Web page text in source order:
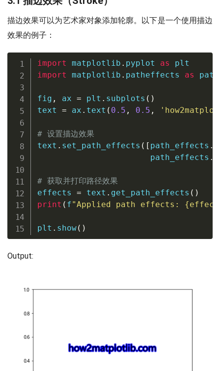
描边效果可以为艺术家对象添加轮廓。以下是一个使用描边
效果的例子：
import matplotlib . pyplot as
import matplotlib . patheffects as
fig , ax = plt . subplots ( )
text = ax . text ( 0.5 , 0.5 ,
# 设置描边效果
text . set_path_effects ( [ path_effects .
                       path_effects
.
# 获取并打印路径效果
effects = text . get_path_effects ( )
print ( f"Applied path effects: {
plt . show( )
Output: